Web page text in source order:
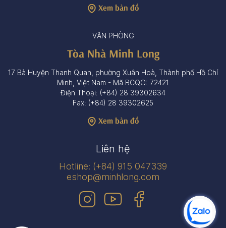
Xem bản đồ
VĂN PHÒNG
Tòa Nhà Minh Long
17 Bà Huyện Thanh Quan, phường Xuân Hoà, Thành phố Hồ Chí
Minh, Việt Nam - Mã BCQG: 72421
Điện Thoại: (+84) 28 39302634
Fax: (+84) 28 39302625
Xem bản đồ
Liên hệ
Hotline: (+84) 915 047339
eshop@minhlong.com